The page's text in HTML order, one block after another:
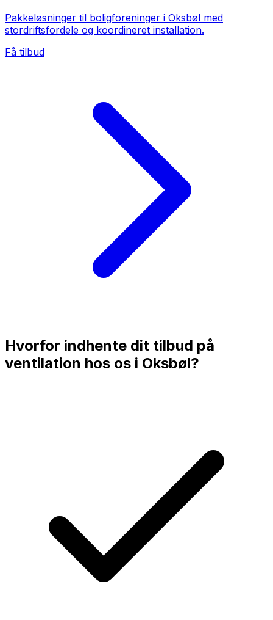
Pakkeløsninger til boligforeninger i Oksbøl med
stordriftsfordele og koordineret installation.
Få tilbud
Hvorfor indhente dit tilbud på
ventilation hos os i Oksbøl?